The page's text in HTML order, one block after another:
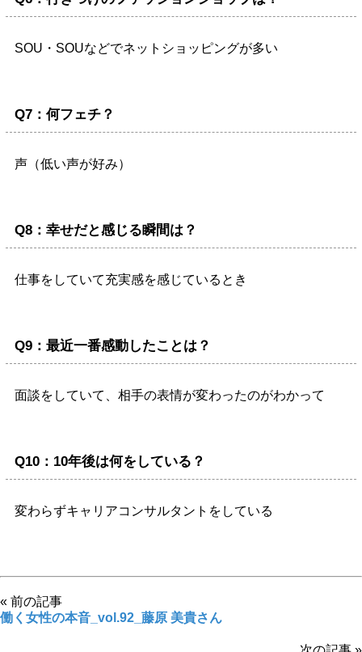
SOU・SOUなどでネットショッピングが多い
Q7：何フェチ？
声（低い声が好み）
Q8：幸せだと感じる瞬間は？
仕事をしていて充実感を感じているとき
Q9：最近一番感動したことは？
面談をしていて、相手の表情が変わったのがわかって
Q10：10年後は何をしている？
変わらずキャリアコンサルタントをしている
« 前の記事
働く女性の本音_vol.92_藤原 美貴さん